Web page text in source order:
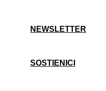
NEWSLETTER
SOSTIENICI